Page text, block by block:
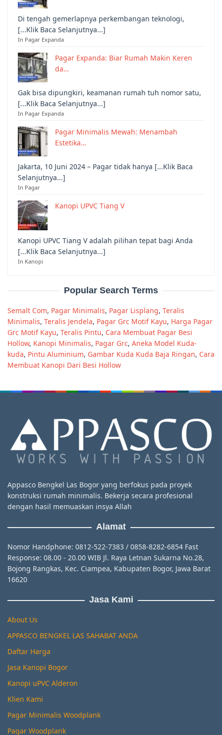
Di tengah gemerlapnya perkembangan teknologi,
[...Klik Baca Selanjutnya...]
In Pagar Expanda
Pagar Expanda: Biar Rumah Makin Keren
da…
Gak bisa dipungkiri, keamanan rumah tuh nomor satu,
[...Klik Baca Selanjutnya...]
In Pagar Expanda
Pagar Minimalis Mewah: Menambah
Estetika…
Jakarta, 10 Juni 2024 – Pagar tidak hanya [...Klik Baca
Selanjutnya...]
In Pagar
Kanopi UPVC Tiang V
Kanopi UPVC Tiang V adalah pilihan tepat bagi Anda
[...Klik Baca Selanjutnya...]
In Kanopi
Popular Search Terms
Semalt Com, Pagar Minimalis, Pagar Lisplang, Teralis
Minimalis, Teralis Jendela, Pagar Grc Motif Kayu, Harga Pagar
Grc Motif Kayu, Teralis Pintu, Cara Membuat Pagar Besi
Hollow, Kanopi Minimalis, Pagar Grc, Aneka Model Kuda-
kuda, Pintu Aluminium, Gambar Kuda Kuda Baja Ringan, Cara
Membuat Kanopi Dari Besi Hollow
Appasco Bengkel Las Bogor yang berfokus pada proyek
konstruksi rumah minimalis. Bekerja secara profesional
dengan hasil memuaskan insya Allah
Alamat
Nomor Handphone: 0812-522-7383 / 0858-8282-6854 Fast
Response: 08.00 - 20.00 WIB Jl. Raya Letnan Sukarna No.28,
Bojong Rangkas, Kec. Ciampea, Kabupaten Bogor, Jawa Barat
16620
Jasa Kami
About Us
APPASCO BENGKEL LAS SAHABAT ANDA
Daftar Harga
Jasa Kanopi Bogor
Kanopi uPVC Alderon
Klien Kami
Pagar Minimalis Woodplank
Pagar Woodplank